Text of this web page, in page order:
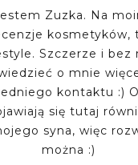
Zuzka. Na
kosmetyków,
Szczerze i bez
o mnie
kontaktu :)
się tutaj
syna, więc
można :)